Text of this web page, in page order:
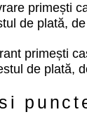
primești
de plată,
primești
de plată,